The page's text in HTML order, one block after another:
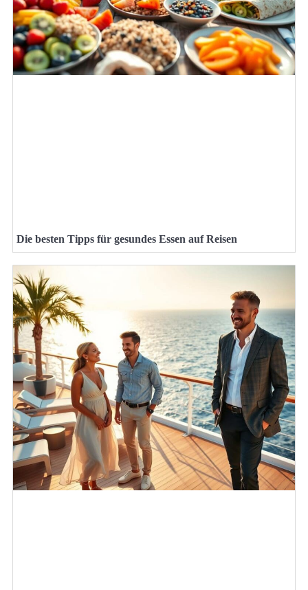
Die besten Tipps für gesundes Essen auf Reisen